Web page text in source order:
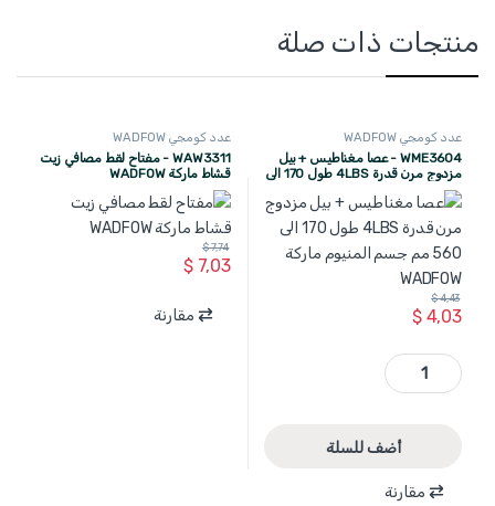
منتجات ذات صلة
عدد كومجي WADFOW
WME3604 - عصا مغناطيس + بيل
مزدوج مرن قدرة 4LBS طول 170 الى
WADFOW
$4,03
$4,43
WME3604 - عصا مغناطيس + بيل مزدوج مرن قدرة 4LBS طول 170 الى 560 مم جسم المنيوم ماركة WADFOW quantity
أضف للسلة
مقارنة
عدد كومجي WADFOW
WAW3311 - مفتاح لقط مصافي زيت
قشاط ماركة WADFOW
$7,03
$7,74
مقارنة